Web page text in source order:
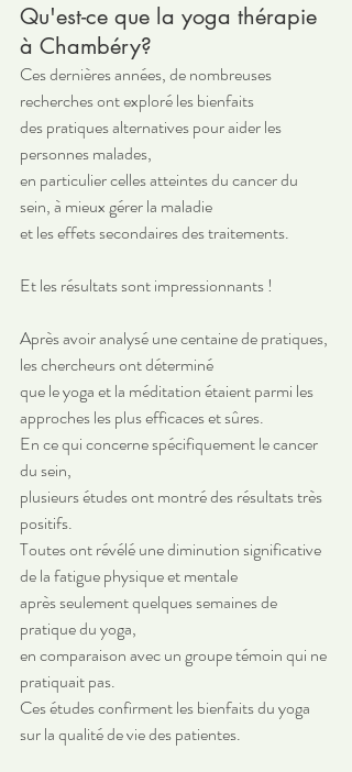
Qu'est-ce que la yoga thérapie
à Chambéry?
Ces dernières années, de nombreuses
recherches ont exploré les bienfaits
des pratiques alternatives pour aider les
personnes malades,
en particulier celles atteintes du cancer du
sein, à mieux gérer la maladie
et les effets secondaires des traitements.
Et les résultats sont impressionnants !
Après avoir analysé une centaine de pratiques,
les chercheurs ont déterminé
que le yoga et la méditation étaient parmi les
approches les plus efficaces et sûres.
En ce qui concerne spécifiquement le cancer
du sein,
plusieurs études ont montré des résultats très
positifs.
Toutes ont révélé une diminution significative
de la fatigue physique et mentale
après seulement quelques semaines de
pratique du yoga,
en comparaison avec un groupe témoin qui ne
pratiquait pas.
Ces études confirment les bienfaits du yoga
sur la qualité de vie des patientes.